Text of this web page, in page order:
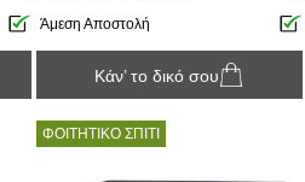
Άμεση Αποστολή
Κάν’ το δικό σου
ΦΟΙΤΗΤΙΚΟ ΣΠΙΤΙ